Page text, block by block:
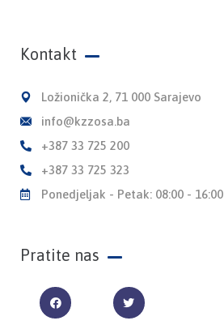
Kontakt
Ložionička 2, 71 000 Sarajevo
info@kzzosa.ba
+387 33 725 200
+387 33 725 323
Ponedjeljak - Petak: 08:00 - 16:00
Pratite nas